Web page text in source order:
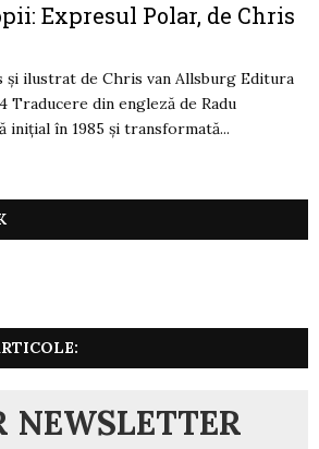
Expresul Polar, de Chris
și ilustrat de Chris van Allsburg Editura
Traducere din engleză de Radu
inițial în 1985 și transformată...
NEWSLETTER